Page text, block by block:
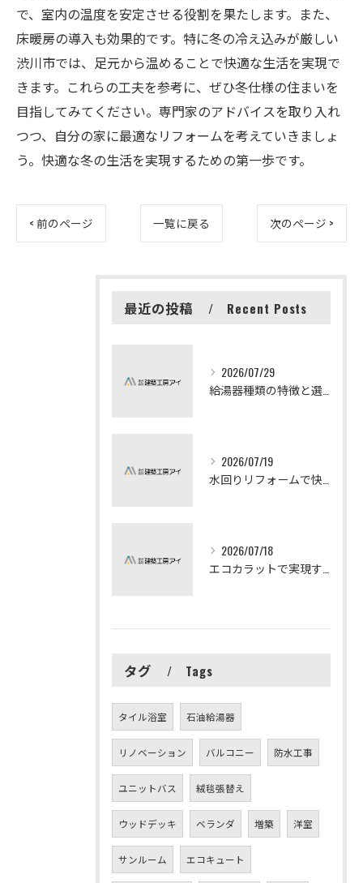
で、室内の温度を安定させる役割を果たします。また、
床暖房の導入も効果的です。特に冬の冷え込みが厳しい
渋川市では、足元から温めることで快適な生活を実現で
きます。これらの工夫を参考に、ぜひ冬仕様の住まいを
目指してみてください。専門家のアドバイスを取り入れ
つつ、自分の家に最適なリフォームを考えていきましょ
う。快適な冬の生活を実現するための第一歩です。
< 前のページ 一覧に戻る 次のページ >
最近の投稿 Recent Posts
2026/07/29
2026/07/19
2026/07/18
タグ Tags
タイル浴室 石油給湯器
リノベーション バルコニー 防水工事
ユニットバス 絨毯張替え
ウッドデッキ ベランダ 増築 洋室
サンルーム エコキュート